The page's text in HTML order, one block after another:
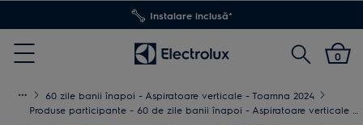
Instalare inclusă*
Menu
Cautare0
60 zile banii înapoi - Aspiratoare verticale - Toamna 2024